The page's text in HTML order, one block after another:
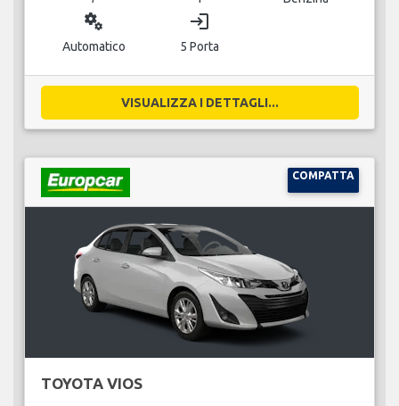
miscellaneous_services
Automatico
login
5 Porta
VISUALIZZA I DETTAGLI...
COMPATTA
TOYOTA VIOS